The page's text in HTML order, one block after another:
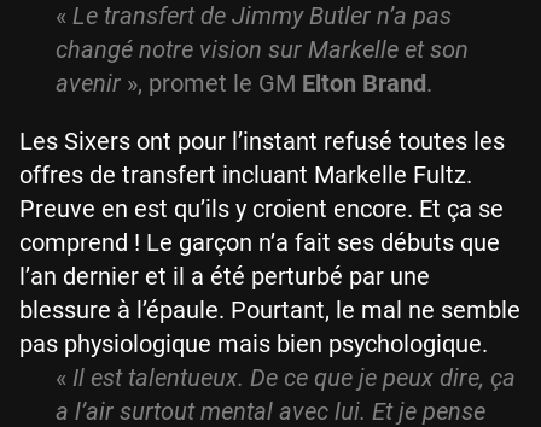
« Le transfert de Jimmy Butler n’a pas
changé notre vision sur Markelle et son
avenir », promet le GM Elton Brand.
Les Sixers ont pour l’instant refusé toutes les
offres de transfert incluant Markelle Fultz.
Preuve en est qu’ils y croient encore. Et ça se
comprend ! Le garçon n’a fait ses débuts que
l’an dernier et il a été perturbé par une
blessure à l’épaule. Pourtant, le mal ne semble
pas physiologique mais bien psychologique.
« Il est talentueux. De ce que je peux dire, ça
a l’air surtout mental avec lui. Et je pense